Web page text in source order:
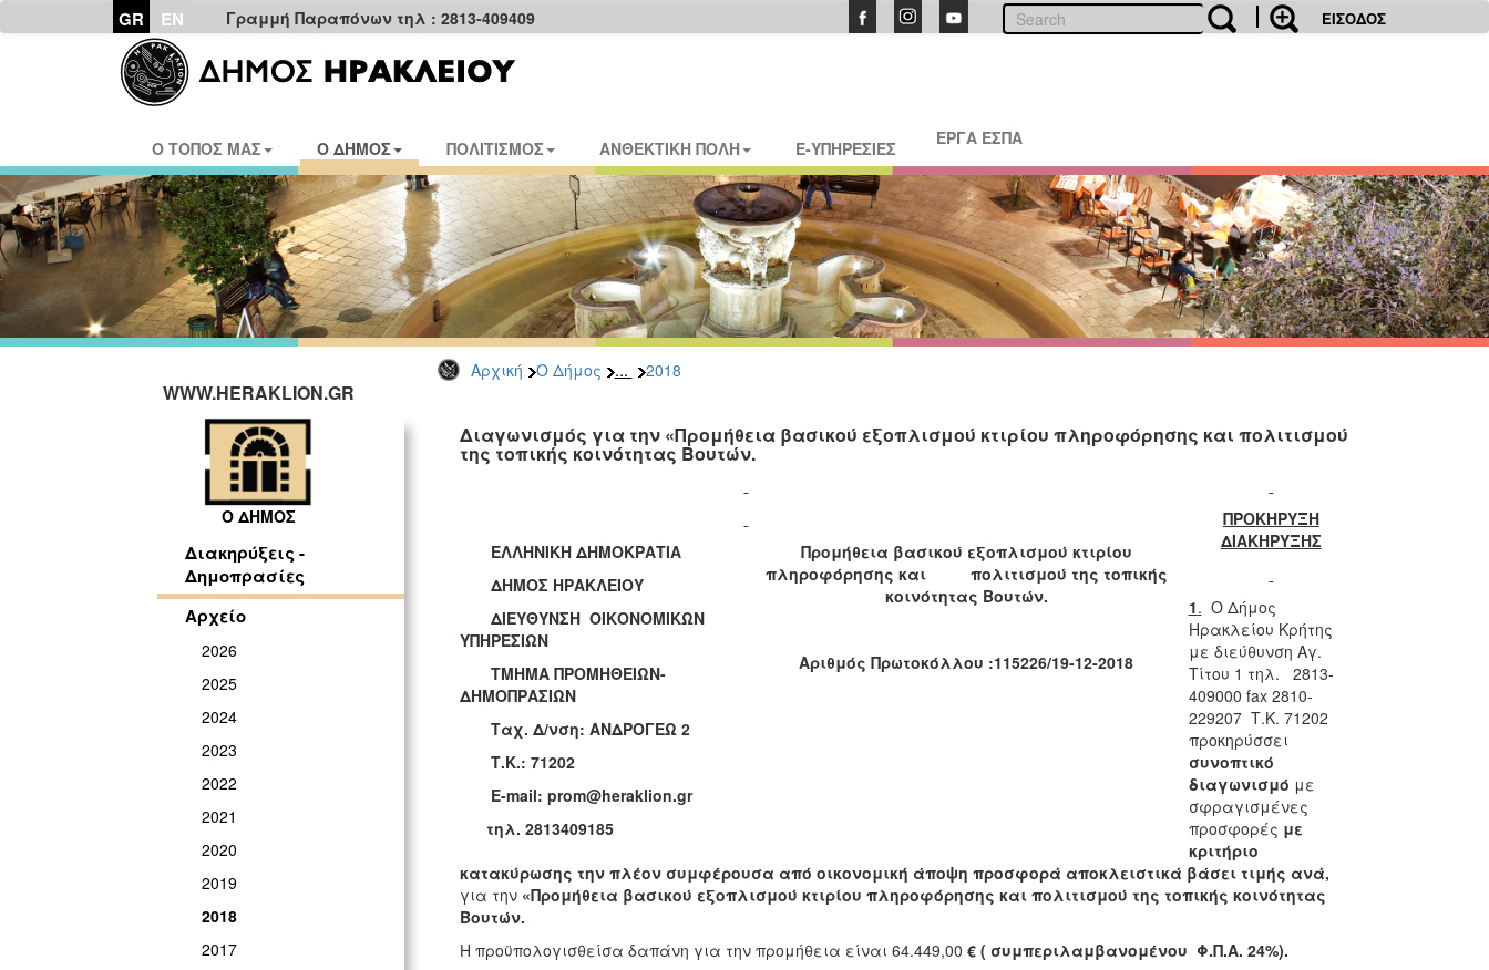
GR EN Γραμμή Παραπόνων τηλ : 2813-409409 ΕΙΣΟΔΟΣ
Ο ΤΟΠΟΣ ΜΑΣ Ο ΔΗΜΟΣ ΠΟΛΙΤΙΣΜΟΣ ΑΝΘΕΚΤΙΚΗ ΠΟΛΗ E-ΥΠΗΡΕΣΙΕΣ ΕΡΓΑ ΕΣΠΑ
Αρχική Ο Δήμος ... 2018
WWW.HERAKLION.GR
Ο ΔΗΜΟΣ
Διακηρύξεις -
Δημοπρασίες
Αρχείο
2026
2025
2024
2023
2022
2021
2020
2019
2018
2017
Διαγωνισμός για την «Προμήθεια βασικού εξοπλισμού κτιρίου πληροφόρησης και πολιτισμού
της τοπικής κοινότητας Βουτών.
ΕΛΛΗΝΙΚΗ ΔΗΜΟΚΡΑΤΙΑ
ΔΗΜΟΣ ΗΡΑΚΛΕΙΟΥ
ΔΙΕΥΘΥΝΣΗ ΟΙΚΟΝΟΜΙΚΩΝ
ΥΠΗΡΕΣΙΩΝ
ΤΜΗΜΑ ΠΡΟΜΗΘΕΙΩΝ-
ΔΗΜΟΠΡΑΣΙΩΝ
Ταχ. Δ/νση: ΑΝΔΡΟΓΕΩ 2
Τ.Κ.: 71202
E-mail: prom@heraklion.gr
τηλ. 2813409185
Προμήθεια βασικού εξοπλισμού κτιρίου
πληροφόρησης και πολιτισμού της τοπικής
κοινότητας Βουτών.
Αριθμός Πρωτοκόλλου :115226/19-12-2018
ΠΡΟΚΗΡΥΞΗ
ΔΙΑΚΗΡΥΞΗΣ
1. Ο Δήμος
Ηρακλείου Κρήτης
με διεύθυνση Αγ.
Τίτου 1 τηλ. 2813-
409000 fax 2810-
229207 Τ.Κ. 71202
προκηρύσσει
συνοπτικό
διαγωνισμό με
σφραγισμένες
προσφορές με
κριτήριο
κατακύρωσης την πλέον συμφέρουσα από οικονομική άποψη προσφορά αποκλειστικά βάσει τιμής ανά,
για την «Προμήθεια βασικού εξοπλισμού κτιρίου πληροφόρησης και πολιτισμού της τοπικής κοινότητας
Βουτών.
Η προϋπολογισθείσα δαπάνη για την προμήθεια είναι 64.449,00 € ( συμπεριλαμβανομένου Φ.Π.Α. 24%).